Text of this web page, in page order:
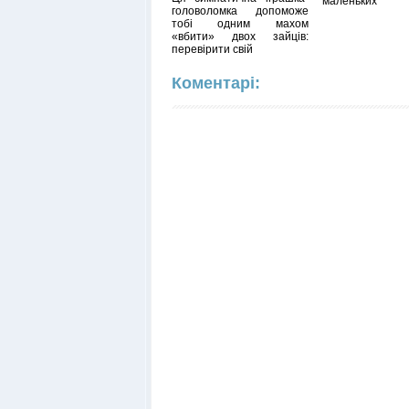
головоломка допоможе
тобі одним махом
«вбити» двох зайців:
перевірити свій
Коментарі: